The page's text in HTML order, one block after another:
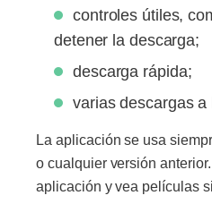
controles útiles,
detener la descarga;
descarga rápida;
varias descargas a
La aplicación se usa
o cualquier versión
aplicación y vea películas